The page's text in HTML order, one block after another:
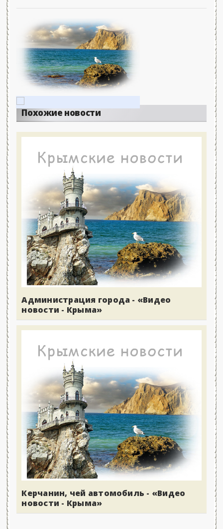
Похожие новости
Администрация города - «Видео
новости - Крыма»
Керчанин, чей автомобиль - «Видео
новости - Крыма»